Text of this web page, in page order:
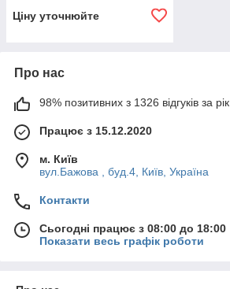
Ціну уточнюйте
Про нас
98% позитивних з 1326 відгуків за рік
Працює з 15.12.2020
м. Київ
вул.Бажова , буд.4, Київ, Україна
Контакти
Сьогодні працює з 08:00 до 18:00
Показати весь графік роботи